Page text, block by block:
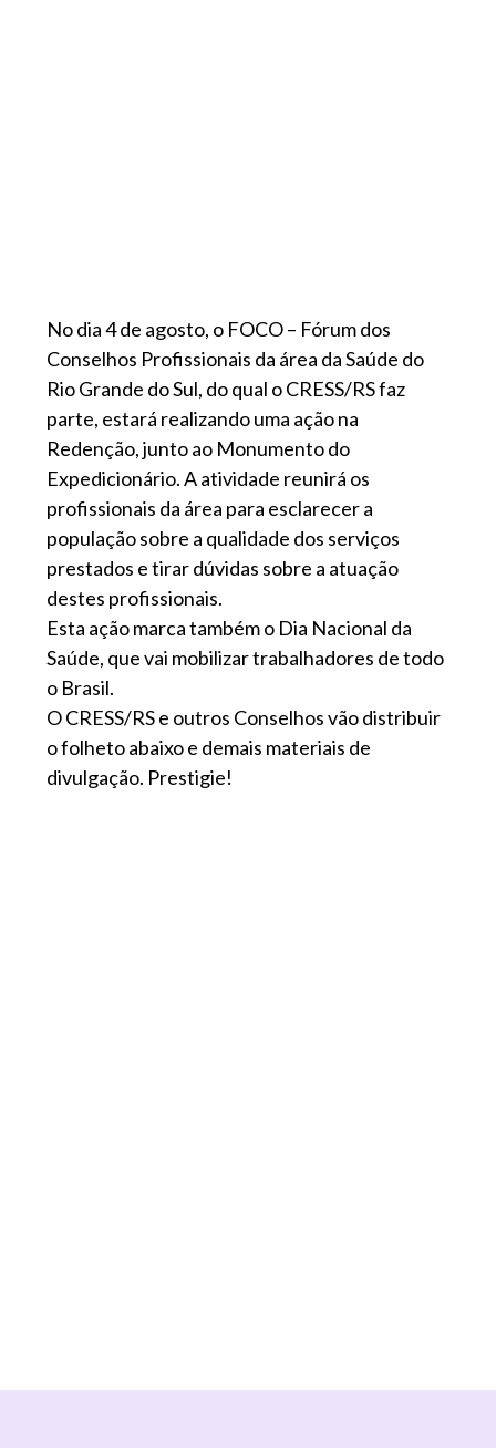
No dia 4 de agosto, o FOCO – Fórum dos
Conselhos Profissionais da área da Saúde do
Rio Grande do Sul, do qual o CRESS/RS faz
parte, estará realizando uma ação na
Redenção, junto ao Monumento do
Expedicionário. A atividade reunirá os
profissionais da área para esclarecer a
população sobre a qualidade dos serviços
prestados e tirar dúvidas sobre a atuação
destes profissionais.
Esta ação marca também o Dia Nacional da
Saúde, que vai mobilizar trabalhadores de todo
o Brasil.
O CRESS/RS e outros Conselhos vão distribuir
o folheto abaixo e demais materiais de
divulgação. Prestigie!